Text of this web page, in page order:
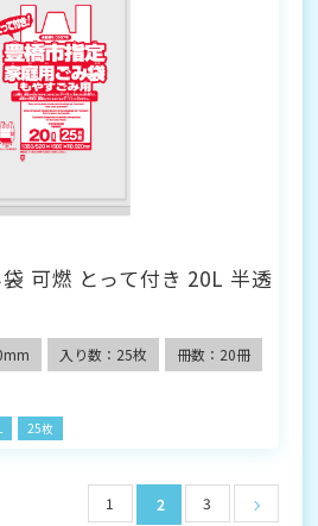
可燃 とって付き 20L 半透
入り数：25枚
冊数：20冊
25枚
1 2 3